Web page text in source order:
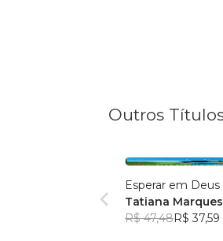
Outros
Esperar em Deus
Tatiana Marques
R$ 47,48R$ 37,59